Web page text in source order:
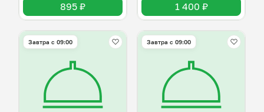
895 ₽ 1 400 ₽
Завтра c 09:00 Завтра c 09:00